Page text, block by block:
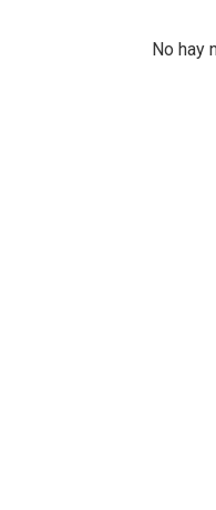
No hay